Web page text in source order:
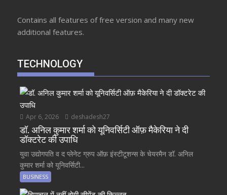
Contains all features of free version and many new
additional features.
TECHNOLOGY
Apr 6, 2026 deshadesh27
डॉ. अनिल कुमार शर्मा को यूनिवर्सिटी ऑफ़ मैकेरिया ने दी
डॉक्टरेट की उपाधि
युवा उद्योगपति व द प्लेनेट ग्रुप ऑफ़ इंस्टीटूशन्स के चेयरमैन डॉ. अनिल
कुमार शर्मा को यूनिवर्सिटी...
BUSINESS